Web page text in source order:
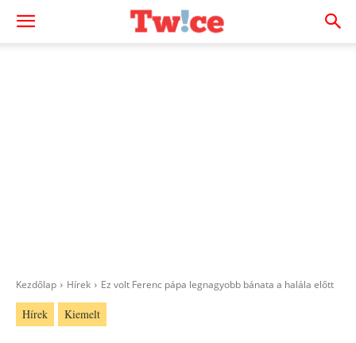
Kezdőlap Hírek Ez volt Ferenc pápa legnagyobb bánata a halála előtt
Hírek Kiemelt